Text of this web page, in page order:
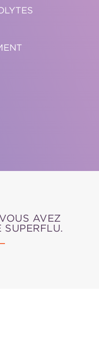
AVEZ
SUPERFLU.